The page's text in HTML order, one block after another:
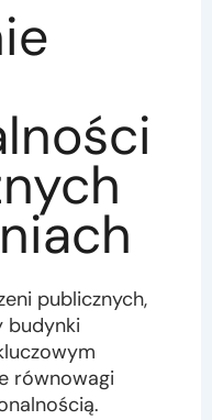
publicznych,
budynki
równowagi